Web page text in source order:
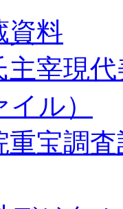
資料
主宰現
イル）
重宝調